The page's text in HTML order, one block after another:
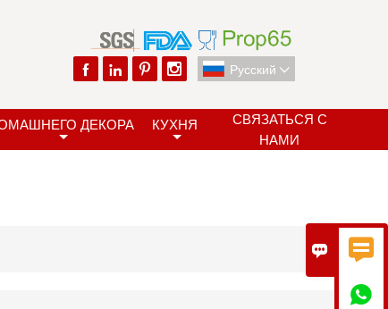
 

    Pусский 
ДЕКОРА КУХНЯ
СВЯЗАТЬСЯ С
НАМИ